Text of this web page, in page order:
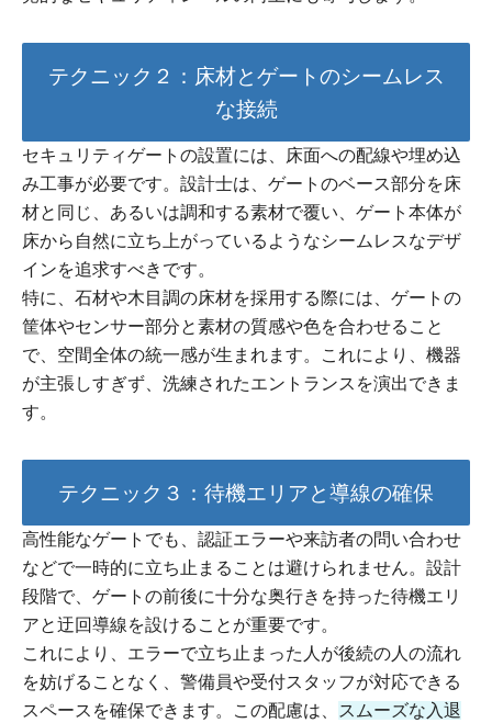
テクニック２：床材とゲートのシームレス
な接続
セキュリティゲートの設置には、床面への配線や埋め込
み工事が必要です。設計士は、ゲートのベース部分を床
材と同じ、あるいは調和する素材で覆い、ゲート本体が
床から自然に立ち上がっているようなシームレスなデザ
インを追求すべきです。
特に、石材や木目調の床材を採用する際には、ゲートの
筐体やセンサー部分と素材の質感や色を合わせること
で、空間全体の統一感が生まれます。これにより、機器
が主張しすぎず、洗練されたエントランスを演出できま
す。
テクニック３：待機エリアと導線の確保
高性能なゲートでも、認証エラーや来訪者の問い合わせ
などで一時的に立ち止まることは避けられません。設計
段階で、ゲートの前後に十分な奥行きを持った待機エリ
アと迂回導線を設けることが重要です。
これにより、エラーで立ち止まった人が後続の人の流れ
を妨げることなく、警備員や受付スタッフが対応できる
スペースを確保できます。この配慮は、
スムーズな入退